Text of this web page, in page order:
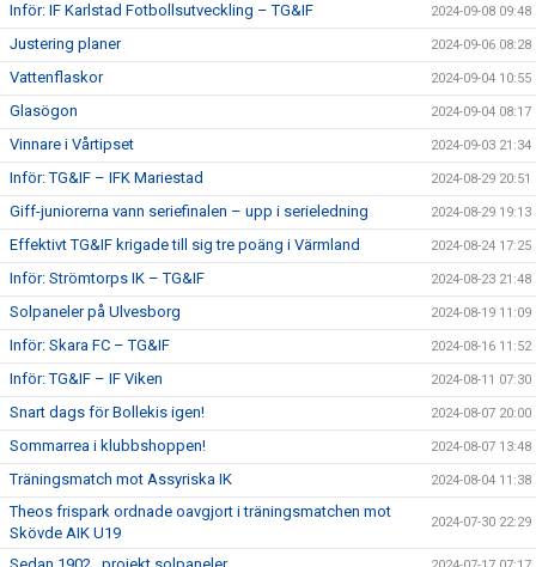
Inför: IF Karlstad Fotbollsutveckling – TG&IF 2024-09-08 09:48
Justering planer 2024-09-06 08:28
Vattenflaskor 2024-09-04 10:55
Glasögon 2024-09-04 08:17
Vinnare i Vårtipset 2024-09-03 21:34
Inför: TG&IF – IFK Mariestad 2024-08-29 20:51
Giff-juniorerna vann seriefinalen – upp i serieledning 2024-08-29 19:13
Effektivt TG&IF krigade till sig tre poäng i Värmland 2024-08-24 17:25
Inför: Strömtorps IK – TG&IF 2024-08-23 21:48
Solpaneler på Ulvesborg 2024-08-19 11:09
Inför: Skara FC – TG&IF 2024-08-16 11:52
Inför: TG&IF – IF Viken 2024-08-11 07:30
Snart dags för Bollekis igen! 2024-08-07 20:00
Sommarrea i klubbshoppen! 2024-08-07 13:48
Träningsmatch mot Assyriska IK 2024-08-04 11:38
Theos frispark ordnade oavgjort i träningsmatchen mot
Skövde AIK U19
2024-07-30 22:29